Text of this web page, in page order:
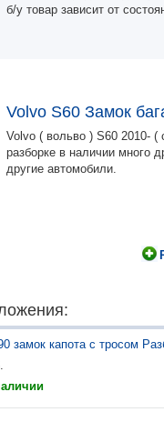
б/у товар зависит от
Volvo S60 Замок
Volvo ( вольво ) S60 2010- (
разборке в наличии много
другие автомобили.
замок капота с тросом